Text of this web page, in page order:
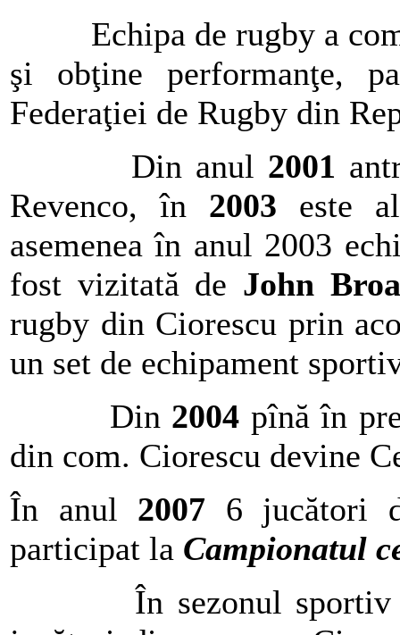
Echipa de rugby a
şi obţine performanţe,
Federaţiei de Rugby din
Din anul 2001
Revenco, în 2003 este
asemenea în anul 2003
fost vizitată de John
rugby din Ciorescu prin
un set de echipament
Din 2004 pînă în
din com. Ciorescu devine
În anul 2007 6 jucători
participat la Campionatul
În sezonul